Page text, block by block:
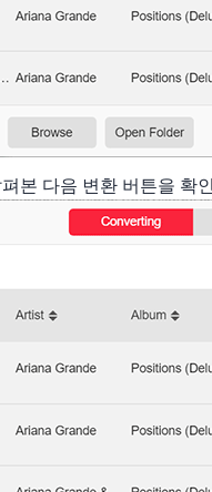
본 다음 변환 버튼을 확